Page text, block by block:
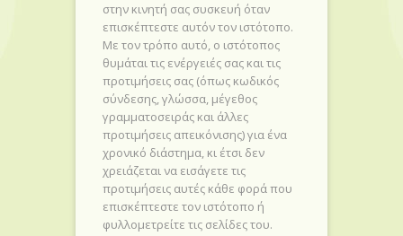
στην κινητή σας συσκευή όταν
επισκέπτεστε αυτόν τον ιστότοπο.
Με τον τρόπο αυτό, ο ιστότοπος
θυμάται τις ενέργειές σας και τις
προτιμήσεις σας (όπως κωδικός
σύνδεσης, γλώσσα, μέγεθος
γραμματοσειράς και άλλες
προτιμήσεις απεικόνισης) για ένα
χρονικό διάστημα, κι έτσι δεν
χρειάζεται να εισάγετε τις
προτιμήσεις αυτές κάθε φορά που
επισκέπτεστε τον ιστότοπο ή
φυλλομετρείτε τις σελίδες του.